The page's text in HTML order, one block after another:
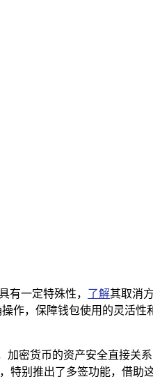
有一定特殊性， 了解其取消
，保障钱包使用的灵活
加密货币的资产安全直接关
别推出了多签功能，借助